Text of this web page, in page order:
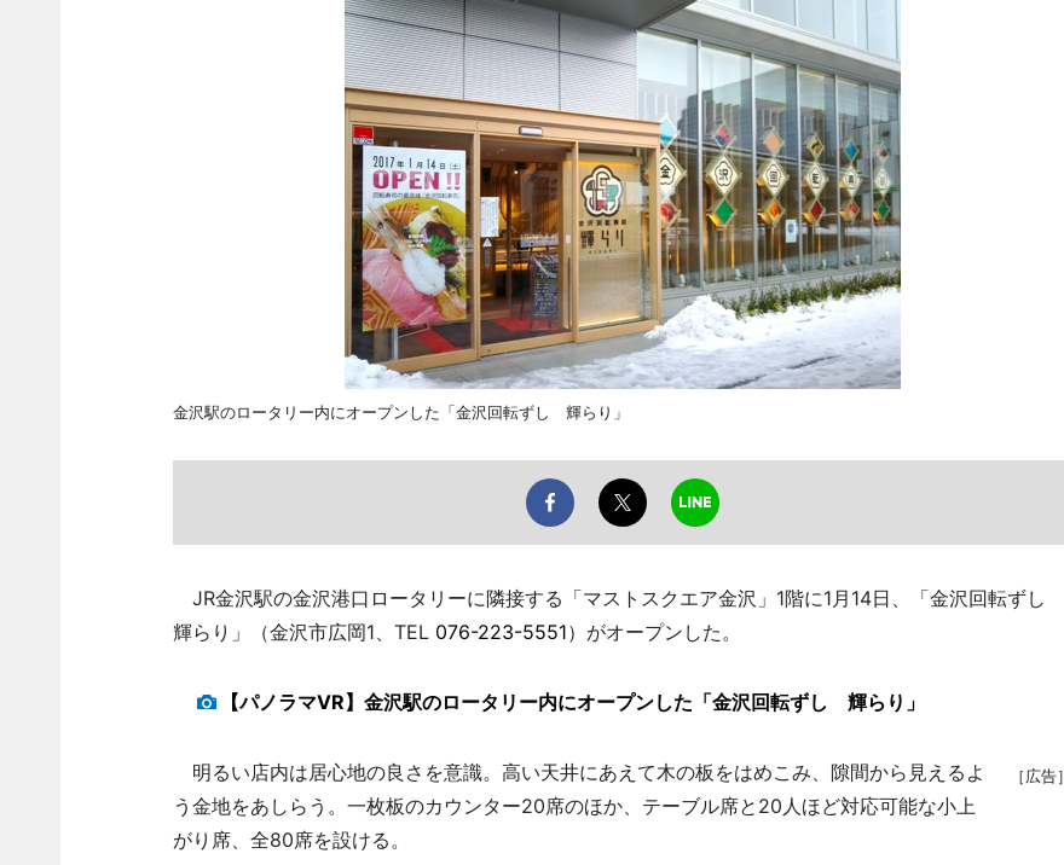
金沢駅のロータリー内にオープンした「金沢回転ずし 輝らり」
JR金沢駅の金沢港口ロータリーに隣接する「マストスクエア金沢」1階に1月14日、「金沢回転ずし
輝らり」（金沢市広岡1、TEL 076-223-5551）がオープンした。
【パノラマVR】金沢駅のロータリー内にオープンした「金沢回転ずし 輝らり」
［広告］
明るい店内は居心地の良さを意識。高い天井にあえて木の板をはめこみ、隙間から見えるよ
う金地をあしらう。一枚板のカウンター20席のほか、テーブル席と20人ほど対応可能な小上
がり席、全80席を設ける。